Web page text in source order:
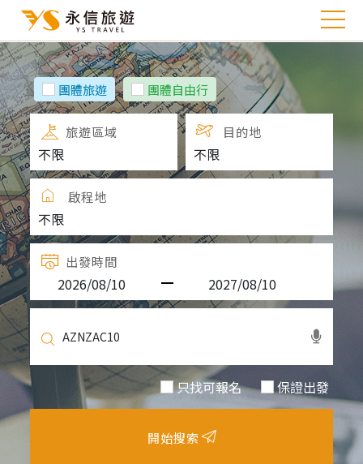
團體旅遊 團體自由行
旅遊區域 目的地
啟程地
出發時間
只找可報名 保證出發
開始搜索